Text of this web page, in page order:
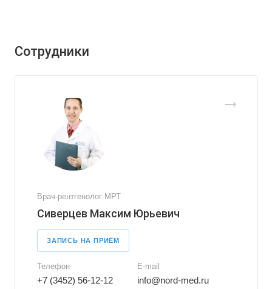
Сотрудники
Врач-рентгенолог МРТ
Сиверцев Максим Юрьевич
ЗАПИСЬ НА ПРИЁМ
Телефон
+7 (3452) 56-12-12
E-mail
info@nord-med.ru